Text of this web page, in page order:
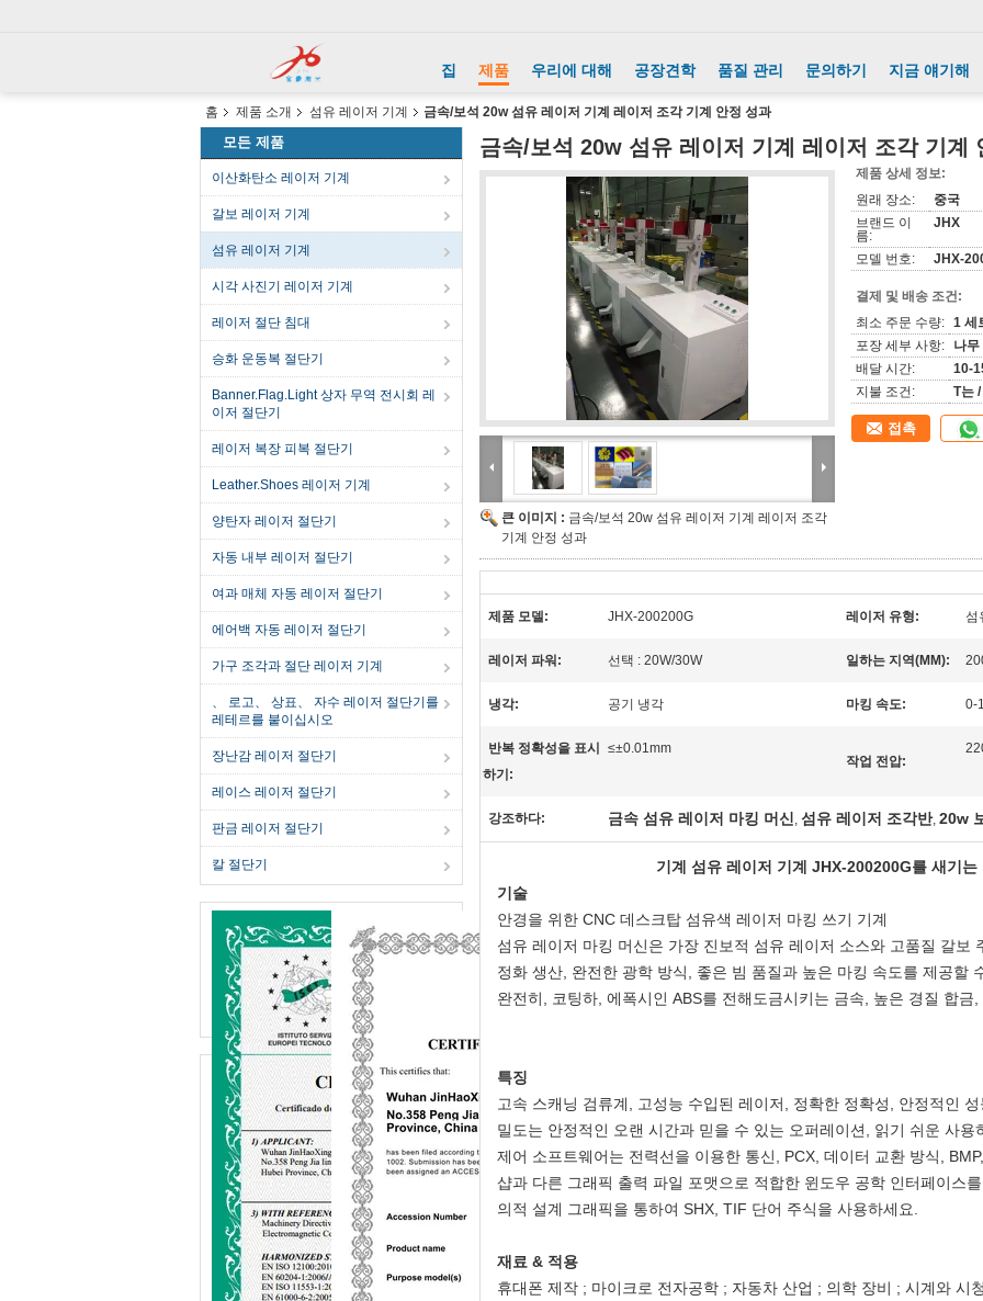
집 제품 우리에 대해 공장견학 품질 관리 문의하기 지금 얘기해
홈 제품 소개 섬유 레이저 기계 금속/보석 20w 섬유 레이저 기계 레이저 조각 기계 안정 성과
모든 제품
이산화탄소 레이저 기계
갈보 레이저 기계
섬유 레이저 기계
시각 사진기 레이저 기계
레이저 절단 침대
승화 운동복 절단기
Banner.Flag.Light 상자 무역 전시회 레
이저 절단기
레이저 복장 피복 절단기
Leather.Shoes 레이저 기계
양탄자 레이저 절단기
자동 내부 레이저 절단기
여과 매체 자동 레이저 절단기
에어백 자동 레이저 절단기
가구 조각과 절단 레이저 기계
、 로고、 상표、 자수 레이저 절단기를
레테르를 붙이십시오
장난감 레이저 절단기
레이스 레이저 절단기
판금 레이저 절단기
칼 절단기
금속/보석 20w 섬유 레이저 기계 레이저 조각 기계
큰 이미지 : 금속/보석 20w 섬유 레이저 기계 레이저 조각
기계 안정 성과
제품 상세 정보:
원래 장소:
중국
브랜드 이
름:
JHX
모델 번호: JHX-
결제 및 배송 조건:
최소 주문 수량: 1 세
포장 세부 사항:
나무
배달 시간:
10-
지불 조건:
T는 /
접촉
제품 모델: JHX-200200G 레이저 유형: 섬
레이저 파워: 선택 : 20W/30W 일하는 지역(MM):
냉각: 공기 냉각 마킹 속도: 0-
반복 정확성을 표시
하기:
≤±0.01mm
작업 전압:
강조하다: 금속 섬유 레이저 마킹 머신 , 섬유 레이저 조각반, 20w
기계 섬유 레이저 기계 JHX-200200G를 새기는
기술
안경을 위한 CNC 데스크탑 섬유색 레이저 마킹 쓰기 기계
섬유 레이저 마킹 머신은 가장 진보적 섬유 레이저 소스와 고품질 갈보
정화 생산, 완전한 광학 방식, 좋은 빔 품질과 높은 마킹 속도를 제공할
완전히, 코팅하, 에폭시인 ABS를 전해도금시키는 금속, 높은 경질 합
특징
고속 스캐닝 검류계, 고성능 수입된 레이저, 정확한 정확성, 안정적인
밀도는 안정적인 오랜 시간과 믿을 수 있는 오퍼레이션, 읽기 쉬운 사
제어 소프트웨어는 전력선을 이용한 통신, PCX, 데이터 교환 방식,
샵과 다른 그래픽 출력 파일 포맷으로 적합한 윈도우 공학 인터페이스
의적 설계 그래픽을 통하여 SHX, TIF 단어 주식을 사용하세요.
재료 & 적용
휴대폰 제작 ; 마이크로 전자공학 ; 자동차 산업 ; 의학 장비 ; 시계와 시